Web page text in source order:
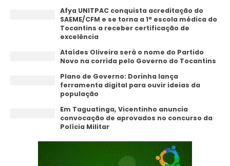
Afya UNITPAC conquista acreditação do
SAEME/CFM e se torna a 1ª escola médica do
Tocantins a receber certificação de
excelência
Ataídes Oliveira será o nome do Partido
Novo na corrida pelo Governo do Tocantins
Plano de Governo: Dorinha lança
ferramenta digital para ouvir ideias da
população
Em Taguatinga, Vicentinho anuncia
convocação de aprovados no concurso da
Polícia Militar